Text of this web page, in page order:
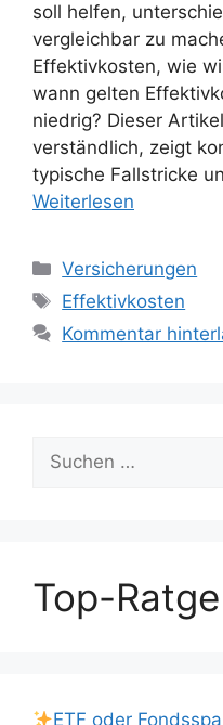
soll helfen,
vergleichbar zu
Effektivkosten, wie
wann gelten
niedrig? Dieser
verständlich, zeigt
typische Fallstricke
Weiterlesen
Kategorien
Versicherungen
Schlagwörter
Effektivkosten
Kommentar
Suchen
nach:
Top-
ETF oder